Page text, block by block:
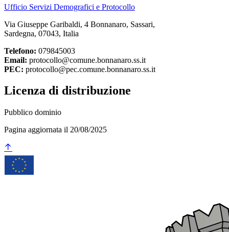
Ufficio Servizi Demografici e Protocollo
Via Giuseppe Garibaldi, 4 Bonnanaro, Sassari,
Sardegna, 07043, Italia
Telefono: 079845003
Email: protocollo@comune.bonnanaro.ss.it
PEC: protocollo@pec.comune.bonnanaro.ss.it
Licenza di distribuzione
Pubblico dominio
Pagina aggiornata il 20/08/2025